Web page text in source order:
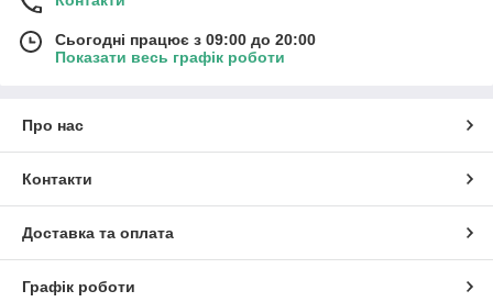
Сьогодні працює з 09:00 до 20:00
Показати весь графік роботи
Про нас
Контакти
Доставка та оплата
Графік роботи